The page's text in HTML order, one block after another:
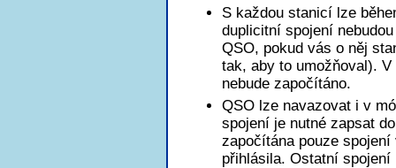
S každou stanicí lze
duplicitní spojení
QSO, pokud vás o něj
tak, aby to umožňoval).
nebude započítáno.
QSO lze navazovat i v
spojení je nutné zapsat
započítána pouze
přihlásila. Ostatní spojení